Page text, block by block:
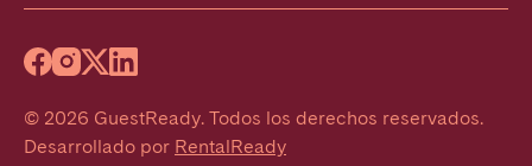
© 2026 GuestReady. Todos los derechos reservados.
Desarrollado por RentalReady